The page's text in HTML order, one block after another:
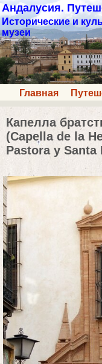
Андалусия.
Исторические и
музеи
Главная
Капелла
(Capella de la
Pastora y Santa